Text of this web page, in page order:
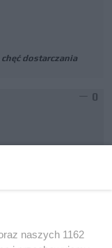
chęć dostarczania
0
naszych 1162